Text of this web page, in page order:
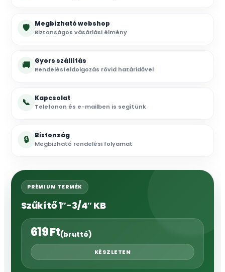
🛡 Megbízható webshop
Biztonságos vásárlási élmény
🚚 Gyors szállítás
Rendelésfeldolgozás rövid határidővel
📞 Kapcsolat
Telefonon és e-mailben is segítünk
🔒 Biztonság
Megbízható rendelési folyamat
PRÉMIUM TERMÉK
Szűkítő 1″-3/4″ KB
619Ft(bruttó)
KÉSZLETEN